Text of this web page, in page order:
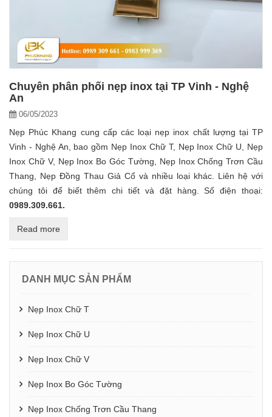
Chuyên phân phối nẹp inox tại TP Vinh - Nghệ
An
06/05/2023
Nẹp Phúc Khang cung cấp các loại nẹp inox chất lượng tại TP
Vinh - Nghệ An, bao gồm Nẹp Inox Chữ T, Nẹp Inox Chữ U, Nẹp
Inox Chữ V, Nẹp Inox Bo Góc Tường, Nẹp Inox Chống Trơn Cầu
Thang, Nẹp Đồng Thau Giả Cổ và nhiều loại khác. Liên hệ với
chúng tôi để biết thêm chi tiết và đặt hàng. Số điện thoại:
0989.309.661.
Read more
DANH MỤC SẢN PHẨM
Nẹp Inox Chữ T
Nẹp Inox Chữ U
Nẹp Inox Chữ V
Nẹp Inox Bo Góc Tường
Nẹp Inox Chống Trơn Cầu Thang